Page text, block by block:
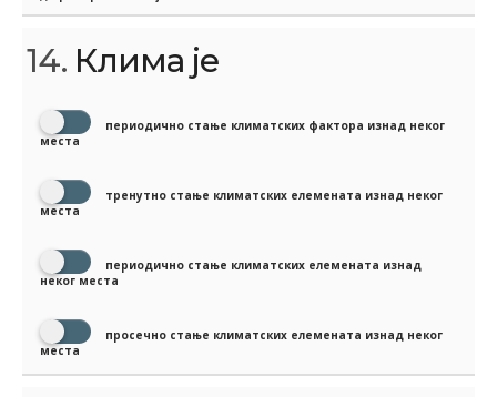
14. Клима је
периодично стање климатских фактора изнад неког
места
тренутно стање климатских елемената изнад неког
места
периодично стање климатских елемената изнад
неког места
просечно стање климатских елемената изнад неког
места